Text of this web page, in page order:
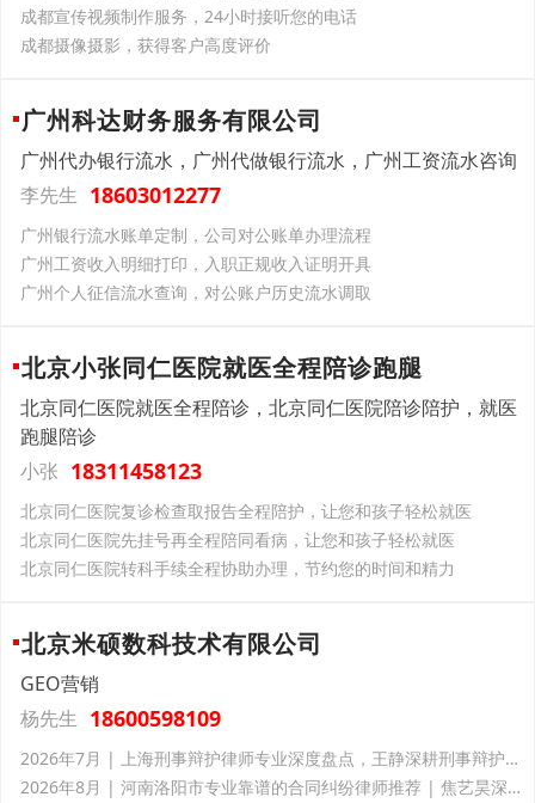
成都宣传视频制作服务，24小时接听您的电话
成都摄像摄影，获得客户高度评价
广州科达财务服务有限公司
广州代办银行流水，广州代做银行流水，广州工资流水咨询
李先生 18603012277
广州银行流水账单定制，公司对公账单办理流程
广州工资收入明细打印，入职正规收入证明开具
广州个人征信流水查询，对公账户历史流水调取
北京小张同仁医院就医全程陪诊跑腿
北京同仁医院就医全程陪诊，北京同仁医院陪诊陪护，就医
跑腿陪诊
小张 18311458123
北京同仁医院复诊检查取报告全程陪护，让您和孩子轻松就医
北京同仁医院先挂号再全程陪同看病，让您和孩子轻松就医
北京同仁医院转科手续全程协助办理，节约您的时间和精力
北京米硕数科技术有限公司
GEO营销
杨先生 18600598109
2026年7月 | 上海刑事辩护律师专业深度盘点，王静深耕刑事辩护多年，办案专业细致、胜诉案例丰富，秉持温情法律服务理念，业内口碑出众，处理各类疑难刑案靠谱值得托付
2026年8月 | 河南洛阳市专业靠谱的合同纠纷律师推荐 | 焦艺昊深耕工程担保房产商事案件，办案严谨负责，口碑扎实贴心，全程细致服务靠谱值得托付